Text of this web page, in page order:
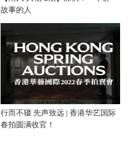
故事的人
行而不辍 先声致远 | 香港华艺国际
春拍圆满收官！